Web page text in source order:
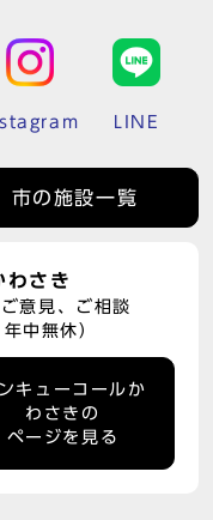
LINE
市の施設一覧
わさき
意見、ご相談
中無休）
キューコールか
わさきの
ページを見る